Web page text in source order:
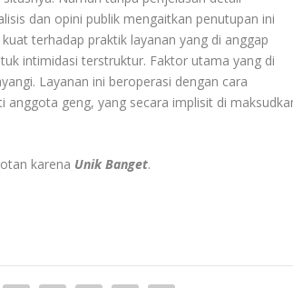
dan opini publik mengaitkan penutupan ini
terhadap praktik layanan yang di anggap
intimidasi terstruktur. Faktor utama yang di
Layanan ini beroperasi dengan cara
geng, yang secara implisit di
karena Unik Banget.